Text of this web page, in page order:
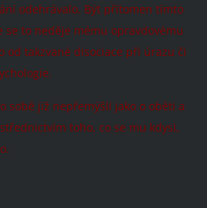
odehrávalo. Být přítomen tímto
se to neděje mému opravdovému
od takzvané disociace při úrazu či
sobě již nepřemýšlí jako o oběti a
toho, co se mu kdysi,